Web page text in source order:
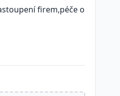
firem,péče o